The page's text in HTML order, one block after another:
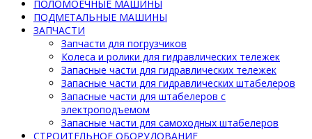
ПОЛОМОЕЧНЫЕ МАШИНЫ
ПОДМЕТАЛЬНЫЕ МАШИНЫ
ЗАПЧАСТИ
Запчасти для погрузчиков
Колеса и ролики для гидравлических тележек
Запасные части для гидравлических тележек
Запасные части для гидравлических штабелеров
Запасные части для штабелеров с
электроподъемом
Запасные части для самоходных штабелеров
СТРОИТЕЛЬНОЕ ОБОРУДОВАНИЕ